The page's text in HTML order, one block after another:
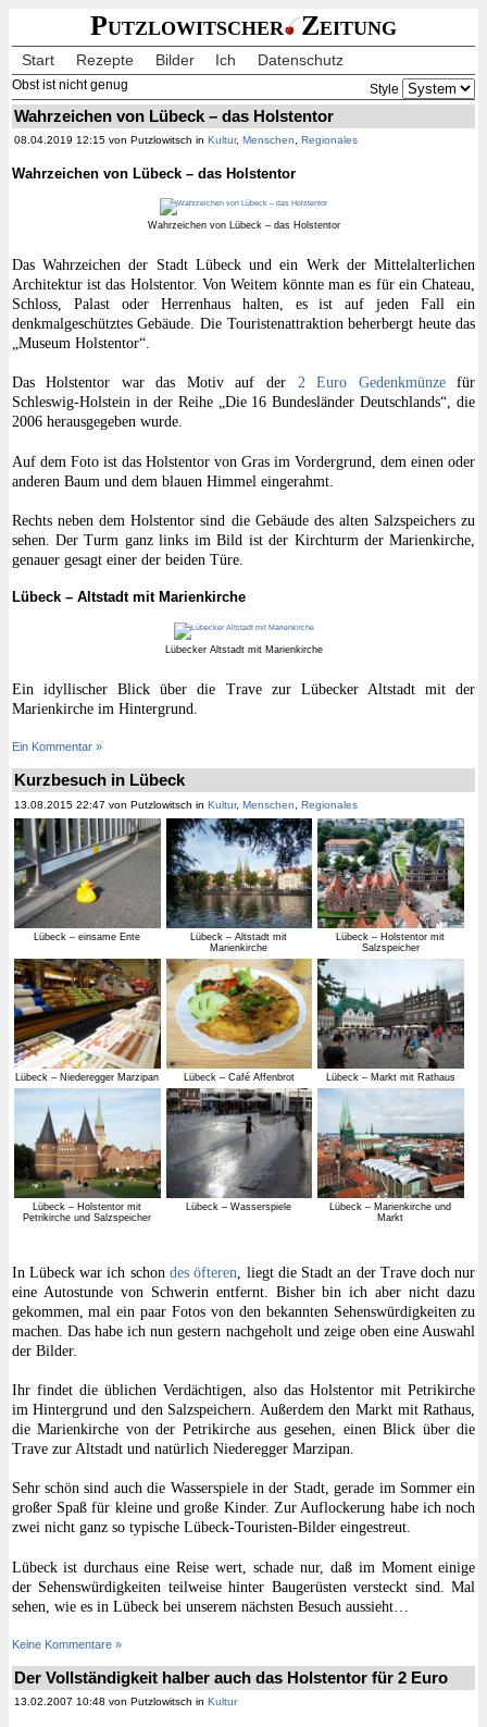
Putzlowitscher Zeitung
Start Rezepte Bilder Ich Datenschutz
Obst ist nicht genug Style
Wahrzeichen von Lübeck – das Holstentor
08.04.2019 12:15 von Putzlowitsch in Kultur, Menschen, Regionales
Wahrzeichen von Lübeck – das Holstentor
Wahrzeichen von Lübeck – das Holstentor
Das Wahrzeichen der Stadt Lübeck und ein Werk der Mittelalterlichen
Architektur ist das Holstentor. Von Weitem könnte man es für ein Chateau,
Schloss, Palast oder Herrenhaus halten, es ist auf jeden Fall ein
denkmalgeschütztes Gebäude. Die Touristenattraktion beherbergt heute das
„Museum Holstentor“.
Das Holstentor war das Motiv auf der 2 Euro Gedenkmünzefür
Schleswig-Holstein in der Reihe „Die 16 Bundesländer Deutschlands“, die
2006 herausgegeben wurde.
Auf dem Foto ist das Holstentor von Gras im Vordergrund, dem einen oder
anderen Baum und dem blauen Himmel eingerahmt.
Rechts neben dem Holstentor sind die Gebäude des alten Salzspeichers zu
sehen. Der Turm ganz links im Bild ist der Kirchturm der Marienkirche,
genauer gesagt einer der beiden Türe.
Lübeck – Altstadt mit Marienkirche
Lübecker Altstadt mit Marienkirche
Ein idyllischer Blick über die Trave zur Lübecker Altstadt mit der
Marienkirche im Hintergrund.
Ein Kommentar »
Kurzbesuch in Lübeck
13.08.2015 22:47 von Putzlowitsch in Kultur, Menschen Regionales
Lübeck – einsame Ente
Lübeck – Altstadt mit
Marienkirche
Lübeck – Holstentor mit
Salzspeicher
Lübeck – Niederegger Marzipan Lübeck – Café Affenbrot Lübeck – Markt mit Rathaus
Lübeck – Holstentor mit
Petrikirche und Salzspeicher
Lübeck – Wasserspiele
Lübeck – Marienkirche und
Markt
In Lübeck war ich schon des öfteren , liegt die Stadt an der Trave doch nur
eine Autostunde von Schwerin entfernt. Bisher bin ich aber nicht dazu
gekommen, mal ein paar Fotos von den bekannten Sehenswürdigkeiten zu
machen. Das habe ich nun gestern nachgeholt und zeige oben eine Auswahl
der Bilder.
Ihr findet die üblichen Verdächtigen, also das Holstentor mit Petrikirche
im Hintergrund und den Salzspeichern. Außerdem den Markt mit Rathaus,
die Marienkirche von der Petrikirche aus gesehen, einen Blick über die
Trave zur Altstadt und natürlich Niederegger Marzipan.
Sehr schön sind auch die Wasserspiele in der Stadt, gerade im Sommer ein
großer Spaß für kleine und große Kinder. Zur Auflockerung habe ich noch
zwei nicht ganz so typische Lübeck-Touristen-Bilder eingestreut.
Lübeck ist durchaus eine Reise wert, schade nur, daß im Moment einige
der Sehenswürdigkeiten teilweise hinter Baugerüsten versteckt sind. Mal
sehen, wie es in Lübeck bei unserem nächsten Besuch aussieht…
Keine Kommentare »
Der Vollständigkeit halber auch das Holstentor für 2 Euro
13.02.2007 10:48 von Putzlowitsch in Kultur